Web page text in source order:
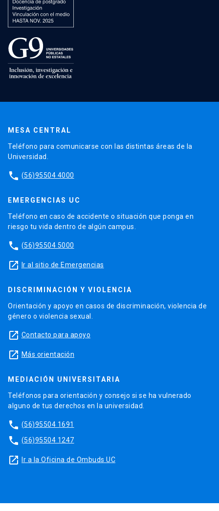
MESA CENTRAL
Teléfono para comunicarse con las distintas áreas de la
Universidad.
phone (56)95504 4000
EMERGENCIAS UC
Teléfono en caso de accidente o situación que ponga en
riesgo tu vida dentro de algún campus.
phone (56)95504 5000
launch Ir al sitio de Emergencias
DISCRIMINACIÓN Y VIOLENCIA
Orientación y apoyo en casos de discriminación, violencia de
género o violencia sexual.
launch Contacto para apoyo
launch Más orientación
MEDIACIÓN UNIVERSITARIA
Teléfonos para orientación y consejo si se ha vulnerado
alguno de tus derechos en la universidad.
phone (56)95504 1691
phone (56)95504 1247
launch Ir a la Oficina de Ombuds UC